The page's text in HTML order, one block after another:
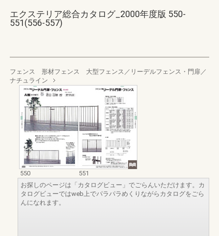
エクステリア総合カタログ_2000年度版 550-
551(556-557)
フェンス 形材フェンス 大型フェンス／リーデルフェンス・門扉／
ナチュライン
550
551
お探しのページは「カタログビュー」でごらんいただけます。カ
タログビューではweb上でパラパラめくりながらカタログをごら
んになれます。